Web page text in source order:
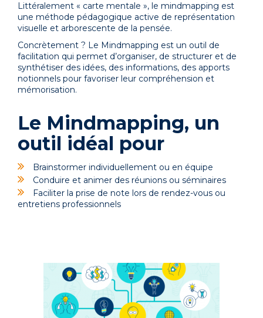
Littéralement « carte mentale », le mindmapping est
une méthode pédagogique active de représentation
visuelle et arborescente de la pensée.
Concrètement ? Le Mindmapping est un outil de
facilitation qui permet d’organiser, de structurer et de
synthétiser des idées, des informations, des apports
notionnels pour favoriser leur compréhension et
mémorisation.
Le Mindmapping, un
outil idéal pour
Brainstormer individuellement ou en équipe
Conduire et animer des réunions ou séminaires
Faciliter la prise de note lors de rendez-vous ou
entretiens professionnels